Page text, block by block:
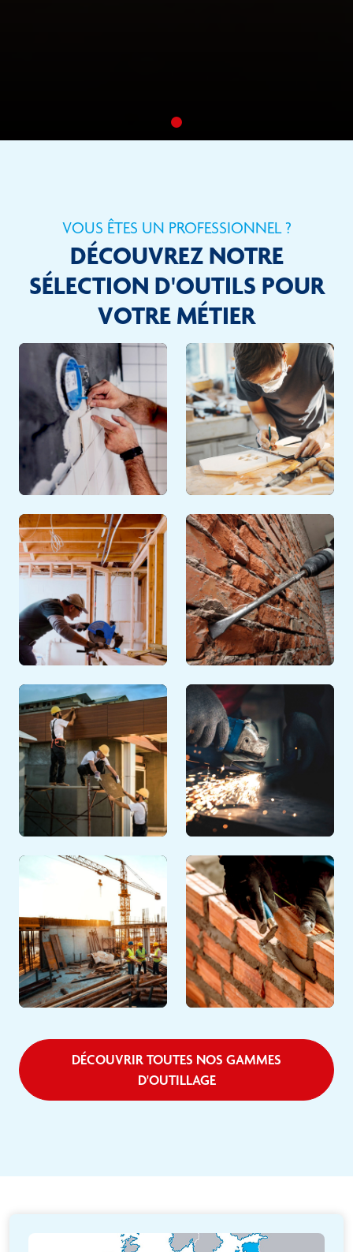
VOUS ÊTES UN PROFESSIONNEL ?
DÉCOUVREZ NOTRE
SÉLECTION D'OUTILS POUR
VOTRE MÉTIER
CARRELEUR
Découvrir
MENUISERIE &
AGENCEMENT
Découvrir
CHARPENTIER &
GROS OEUVRE
Découvrir
AMÉNAGEMENT
INTÉRIEUR
Découvrir
AMÉNAGEMENT
EXTÉRIEUR
MÉTALLIER &
SOUDEUR
Découvrir
DécouvrirDÉCOUVRIR TOUTES NOS GAMMES
D'OUTILLAGE